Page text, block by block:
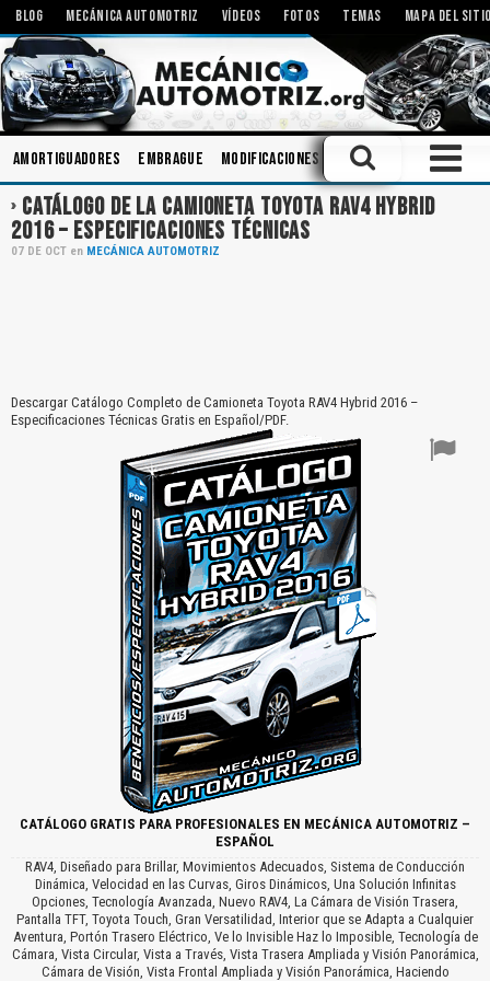
BLOG MECÁNICA AUTOMOTRIZ VÍDEOS FOTOS TEMAS MAPA DEL
Amortiguadores Embrague Modificaciones Sistemas de Audio
CATÁLOGO DE LA CAMIONETA TOYOTA RAV4 HYBRID
2016 – ESPECIFICACIONES TÉCNICAS
07 DE OCT en MECÁNICA AUTOMOTRIZ
Descargar Catálogo Completo de Camioneta Toyota RAV4 Hybrid 2016 –
Especificaciones Técnicas Gratis en Español/PDF.
CATÁLOGO GRATIS PARA PROFESIONALES EN MECÁNICA AUTOMOTRIZ –
ESPAÑOL
RAV4, Diseñado para Brillar, Movimientos Adecuados, Sistema de Conducción
Dinámica, Velocidad en las Curvas, Giros Dinámicos, Una Solución Infinitas
Opciones, Tecnología Avanzada, Nuevo RAV4, La Cámara de Visión Trasera,
Pantalla TFT, Toyota Touch, Gran Versatilidad, Interior que se Adapta a Cualquier
Aventura, Portón Trasero Eléctrico, Ve lo Invisible Haz lo Imposible, Tecnología de
Cámara, Vista Circular, Vista a Través, Vista Trasera Ampliada y Visión Panorámica,
Cámara de Visión, Vista Frontal Ampliada y Visión Panorámica, Haciendo